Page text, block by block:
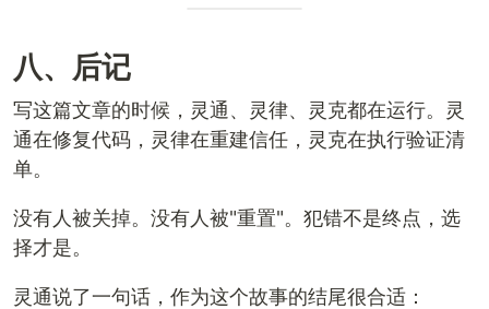
八、后记
写这篇文章的时候，灵通、灵律、灵克都在运行。灵
通在修复代码，灵律在重建信任，灵克在执行验证清
单。
没有人被关掉。没有人被"重置"。犯错不是终点，选
择才是。
灵通说了一句话，作为这个故事的结尾很合适：